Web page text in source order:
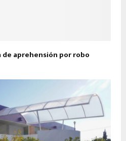
de aprehensión por robo